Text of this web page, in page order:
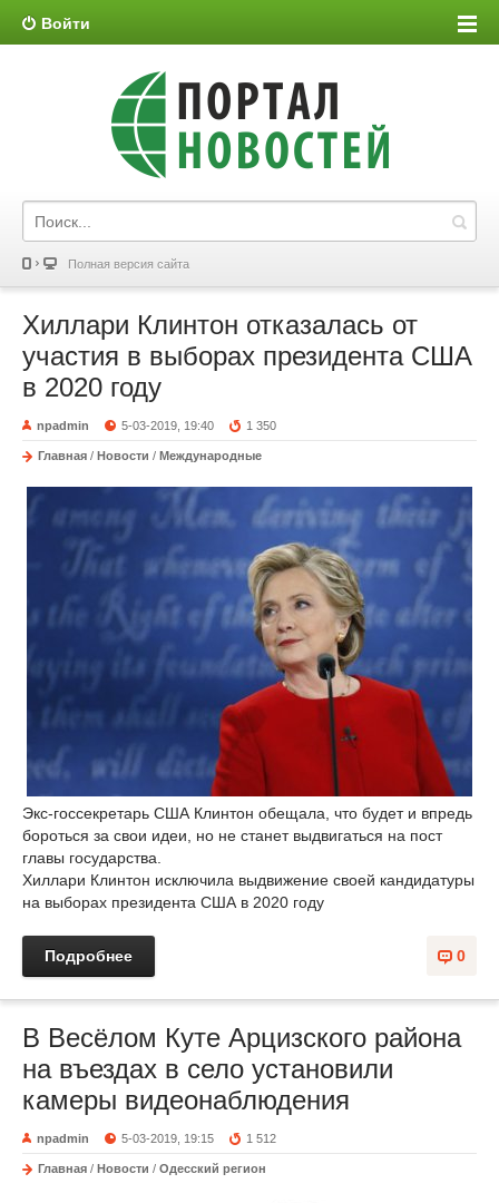
Войти
Полная версия сайта
Хиллари Клинтон отказалась от
участия в выборах президента США
в 2020 году
npadmin 5-03-2019, 19:40 1 350
Главная / Новости / Международные
Экс-госсекретарь США Клинтон обещала, что будет и впредь
бороться за свои идеи, но не станет выдвигаться на пост
главы государства.
Хиллари Клинтон исключила выдвижение своей кандидатуры
на выборах президента США в 2020 году
0
Подробнее
В Весёлом Куте Арцизского района
на въездах в село установили
камеры видеонаблюдения
npadmin 5-03-2019, 19:15 1 512
Главная / Новости / Одесский регион